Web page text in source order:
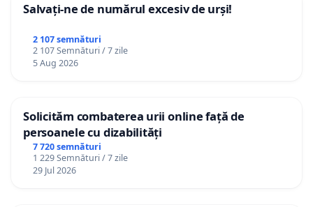
Salvați-ne de numărul excesiv de urși!
2 107 semnături
2 107 Semnături / 7 zile
5 Aug 2026
Solicităm combaterea urii online față de
persoanele cu dizabilități
7 720 semnături
1 229 Semnături / 7 zile
29 Jul 2026